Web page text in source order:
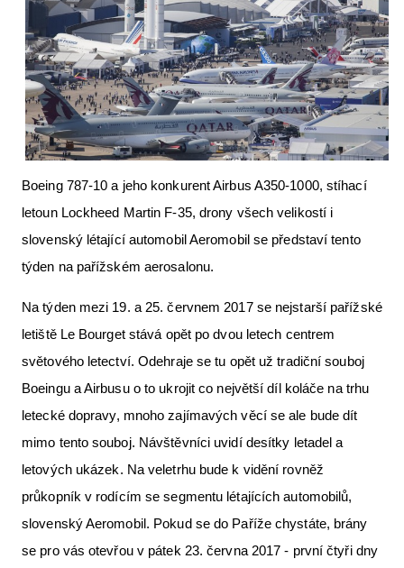
Boeing 787-10 a jeho konkurent Airbus A350-1000, stíhací
letoun Lockheed Martin F-35, drony všech velikostí i
slovenský létající automobil Aeromobil se představí tento
týden na pařížském aerosalonu.
Na týden mezi 19. a 25. červnem 2017 se nejstarší pařížské
letiště Le Bourget stává opět po dvou letech centrem
světového letectví. Odehraje se tu opět už tradiční souboj
Boeingu a Airbusu o to ukrojit co největší díl koláče na trhu
letecké dopravy, mnoho zajímavých věcí se ale bude dít
mimo tento souboj. Návštěvníci uvidí desítky letadel a
letových ukázek. Na veletrhu bude k vidění rovněž
průkopník v rodícím se segmentu létajících automobilů,
slovenský Aeromobil. Pokud se do Paříže chystáte, brány
se pro vás otevřou v pátek 23. června 2017 - první čtyři dny
Série & speciály
Letecká videa
Aktuální FR + archiv
Letecká muzea
The SAFE Guide app
Nabídky práce v letectví
E-SHOP